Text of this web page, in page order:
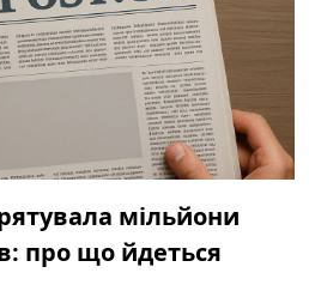
мільйони
про що йдеться